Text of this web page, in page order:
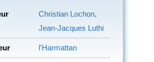
Christian Lochon,
Jean-Jacques Luthi
l'Harmattan